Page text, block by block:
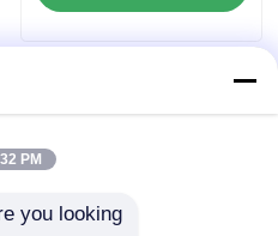
PM
you looking